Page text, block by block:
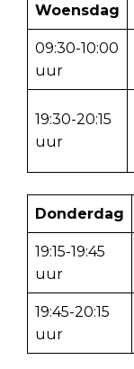
Woensdag
09:30-10:00
uur
19:30-20:15
uur
Donderdag
19:15-19:45
uur
19:45-20:15
uur